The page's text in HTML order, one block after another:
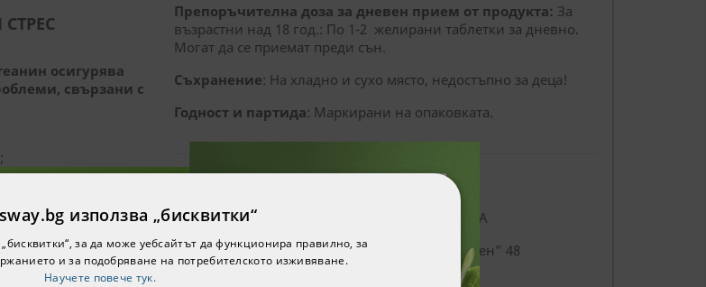
осигурява
свързани с
за фокусиране на
препарат на
Препоръчителна доза за дневен прием от продукта: За
възрастни над 18 год.: По 1-2 желирани таблетки за дневно.
Могат да се приемат преди сън.
Съхранение: На хладно и сухо място, недостъпно за деца!
Годност и партида: Маркирани на опаковката.
ПРОИЗВОДИТЕЛ
Производител
: Nature’s Way products, Inc, USA
Вносител: Ревита ООД, Пловдив, бул. „Източен” 48
бюлетин и ще
за вашата
използва „бисквитки“
за да може уебсайтът да функционира правилно, за
и за подобряване на потребителското изживяване.
Научете повече тук.